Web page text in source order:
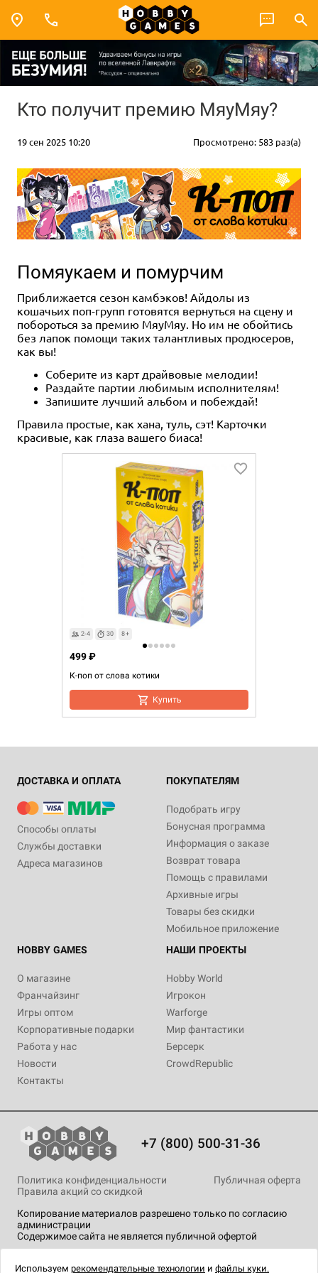
Кто получит премию МяуМяу?
19 сен 2025 10:20 Просмотрено: 583 раз(а)
Помяукаем и помурчим
Приближается сезон камбэков! Айдолы из
кошачьих поп-групп готовятся вернуться на сцену и
побороться за премию МяуМяу. Но им не обойтись
без лапок помощи таких талантливых продюсеров,
как вы!
Соберите из карт драйвовые мелодии!
Раздайте партии любимым исполнителям!
Запишите лучший альбом и побеждай!
Правила простые, как хана, туль, сэт! Карточки
красивые, как глаза вашего биаса!
2-4 30 8+
К-поп от слова котики
499 ₽
Купить
ДОСТАВКА И ОПЛАТА
Способы оплаты
Службы доставки
Адреса магазинов
ПОКУПАТЕЛЯМ
Подобрать игру
Бонусная программа
Информация о заказе
Возврат товара
Помощь с правилами
Архивные игры
Товары без скидки
Мобильное приложение
HOBBY GAMES
О магазине
Франчайзинг
Игры оптом
Корпоративные подарки
Работа у нас
Новости
Контакты
НАШИ ПРОЕКТЫ
Hobby World
Игрокон
Warforge
Мир фантастики
Берсерк
CrowdRepublic
+7 (800) 500-31-36
Копирование материалов разрешено только по согласию
администрации
Содержимое сайта не является публичной офертой
Политика конфиденциальности
Публичная оферта
Правила акций со скидкой
технологии.
Используем рекомендательные технологии и файлы куки.